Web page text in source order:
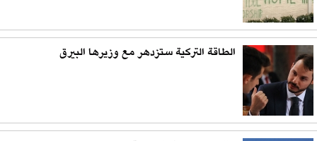
الطاقة التركية ستزدهر مع وزيرها البيرق